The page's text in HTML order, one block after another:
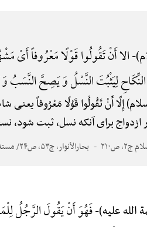
الا أَنْ تَقُولُوا قَوْلًا مَعْرُوفاً أَیْ
لِیَثْبُتَ النَّسْلُ وَ یَصِحَّ النَّسَبُ
إِلَّا أَنْ تَقُولُوا قَوْلًا مَعْرُوفاً
ازدواج برای آنکه نسل، ثبت
ص۲۱۰ بحارالأنوار، ج۵۳، ص۲۴/ مستدرک الوسایل، ج۱۴، ص۴۷۴
الله علیه)-فَهُوَ أَنْ یَقُولَ الرَّجُلُ